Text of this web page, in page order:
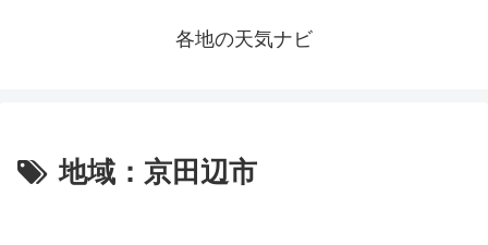
各地の天気ナビ
地域：京田辺市